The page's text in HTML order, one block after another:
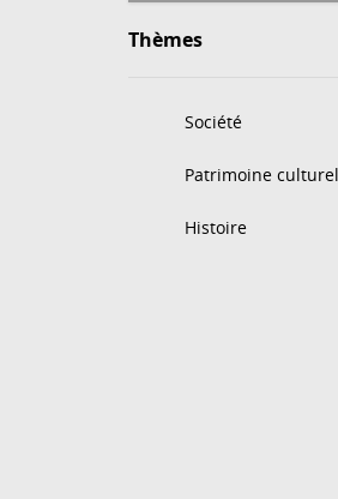
Thèmes
Société
Patrimoine culturel
Histoire